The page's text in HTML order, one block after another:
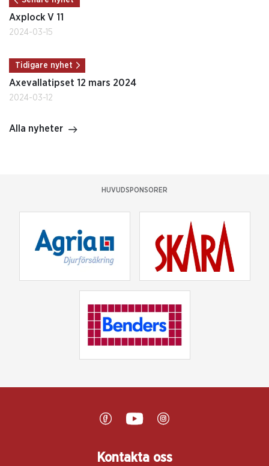
Axplock V 11
2024-03-15
Tidigare nyhet
Axevallatipset 12 mars 2024
2024-03-12
Alla nyheter
HUVUDSPONSORER
Kontakta oss